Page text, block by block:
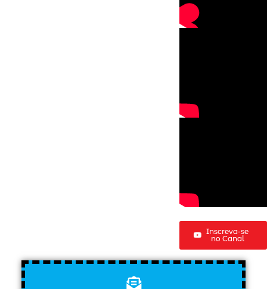
Inscreva-se
no Canal